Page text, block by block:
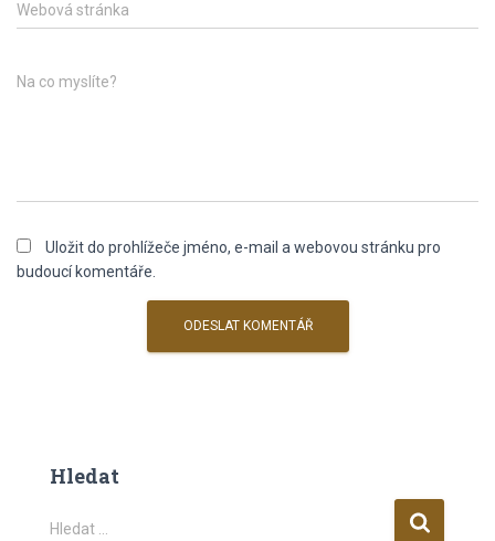
Webová stránka
Na co myslíte?
Uložit do prohlížeče jméno, e-mail a webovou stránku pro
budoucí komentáře.
Hledat
V
Hledat …